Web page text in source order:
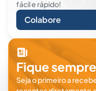
fácil e rápido!
Colabore
Fique
Seja o primeiro a